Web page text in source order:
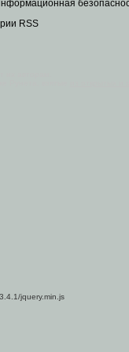
RSS
jquery.min.js